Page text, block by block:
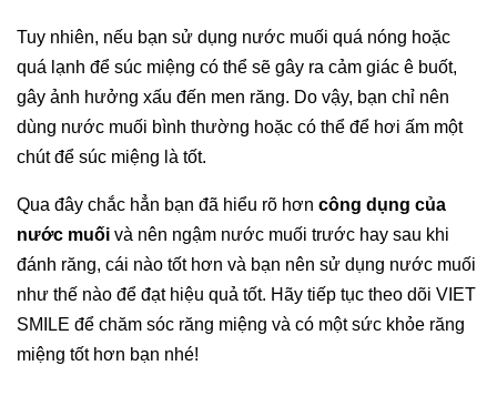
Tuy nhiên, nếu bạn sử dụng nước muối quá nóng hoặc
quá lạnh để súc miệng có thể sẽ gây ra cảm giác ê buốt,
gây ảnh hưởng xấu đến men răng. Do vậy, bạn chỉ nên
dùng nước muối bình thường hoặc có thể để hơi ấm một
chút để súc miệng là tốt.
Qua đây chắc hẳn bạn đã hiểu rõ hơn công dụng của
nước muối và nên ngậm nước muối trước hay sau khi
đánh răng, cái nào tốt hơn và bạn nên sử dụng nước muối
như thế nào để đạt hiệu quả tốt. Hãy tiếp tục theo dõi VIET
SMILE để chăm sóc răng miệng và có một sức khỏe răng
miệng tốt hơn bạn nhé!